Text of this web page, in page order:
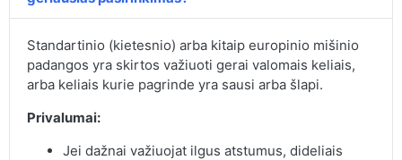
Standartinio (kietesnio) arba kitaip europinio mišinio
padangos yra skirtos važiuoti gerai valomais keliais,
arba keliais kurie pagrinde yra sausi arba šlapi.
Privalumai:
Jei dažnai važiuojat ilgus atstumus, dideliais